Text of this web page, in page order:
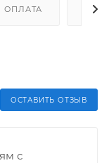
ОПЛАТА
ОСТАВИТЬ ОТЗЫВ
с